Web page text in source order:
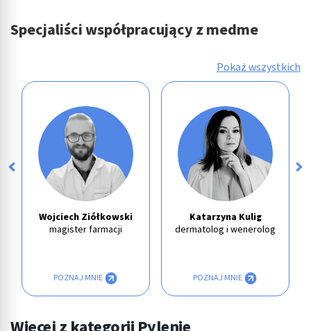
Specjaliści współpracujący z medme
Pokaż wszystkich
Wojciech Ziółkowski
magister farmacji
POZNAJ MNIE
Katarzyna Kulig
dermatolog i wenerolog
POZNAJ MNIE